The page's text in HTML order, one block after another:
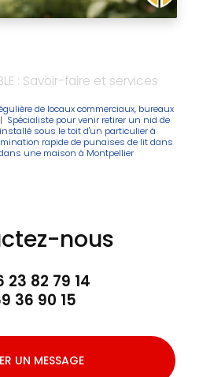
: Savoir-faire et services
de locaux commerciaux, bureaux
| Spécialiste pour venir retirer un nid de
sous le toit d'un particulier à
rapide de punaises de lit dans
une maison à Montpellier
nous
23 82 79 14
36 90 15
UN MESSAGE